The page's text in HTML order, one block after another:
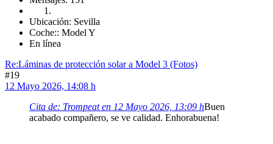
Ubicación: Sevilla
Coche:: Model Y
En línea
Re:Láminas de protección solar a Model 3 (Fotos)
#19
12 Mayo 2026, 14:08 h
Cita de: Trompeat en 12 Mayo 2026, 13:09 hBuen
acabado compañero, se ve calidad. Enhorabuena!